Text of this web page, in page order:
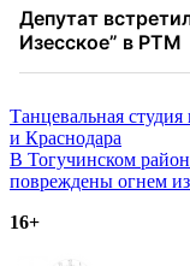
Навигация
по
записям
Танцевальная
и Краснодара
В Тогучинском
повреждены огнем
16+